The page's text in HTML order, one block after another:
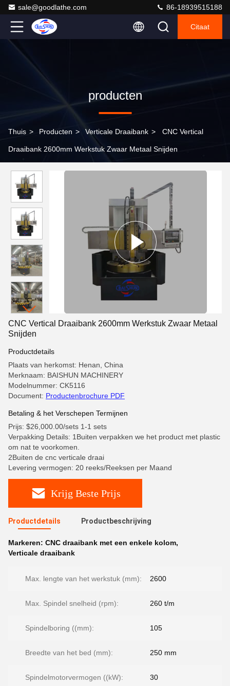
sale@goodlathe.com 86-18939515188
Citaat
producten
Thuis > Producten > Verticale Draaibank > CNC Vertical
Draaibank 2600mm Werkstuk Zwaar Metaal Snijden
CNC Vertical Draaibank 2600mm Werkstuk Zwaar Metaal
Snijden
Productdetails
Plaats van herkomst: Henan, China
Merknaam: BAISHUN MACHINERY
Modelnummer: CK5116
Document: Productenbrochure PDF
Betaling & het Verschepen Termijnen
Prijs: $26,000.00/sets 1-1 sets
Verpakking Details: 1Buiten verpakken we het product met plastic
om nat te voorkomen.
2Buiten de cnc verticale draai
Levering vermogen: 20 reeks/Reeksen per Maand
Krijg Beste Prijs
Productdetails Productbeschrijving
Markeren: CNC draaibank met een enkele kolom,
Verticale draaibank
Max. lengte van het werkstuk (mm): 2600
Max. Spindel snelheid (rpm): 260 t/m
Spindelboring ((mm): 105
Breedte van het bed (mm): 250 mm
Spindelmotorvermogen ((kW): 30